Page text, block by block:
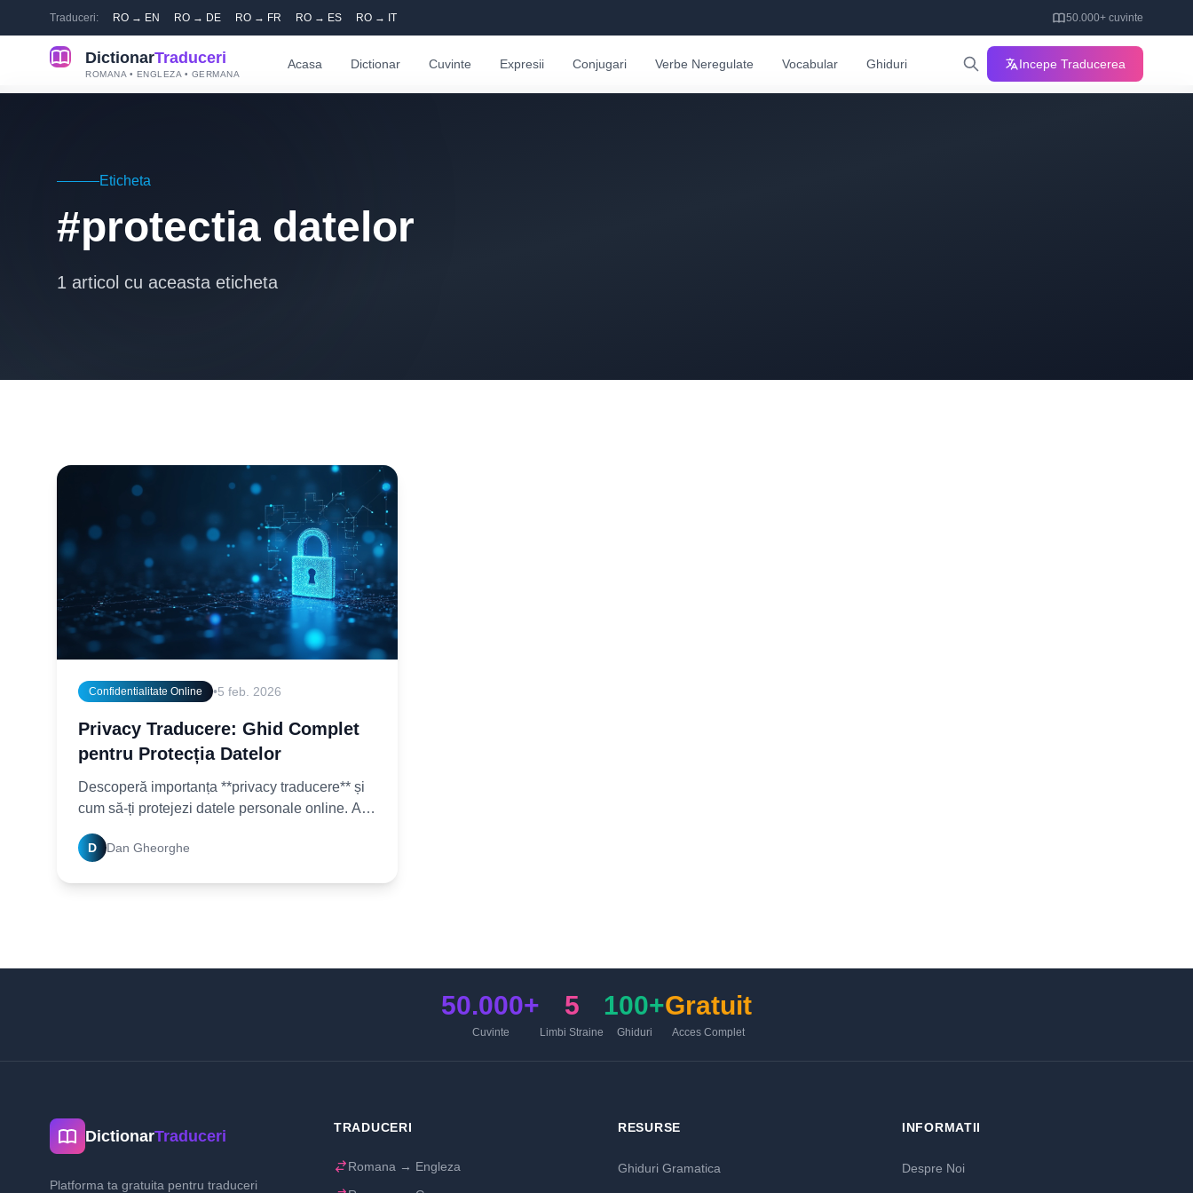
Traduceri: RO → EN RO → DE RO → FR RO → ES RO → IT 50.000+ cuvinte
DictionarTraduceri
ROMANA • ENGLEZA • GERMANA
Acasa Dictionar Cuvinte Expresii Conjugari Verbe Neregulate Vocabular Ghiduri Incepe Traducerea
Eticheta
#protectia datelor
1 articol cu aceasta eticheta
Confidentialitate Online •5 feb. 2026
Privacy Traducere: Ghid Complet
pentru Protecția Datelor
Descoperă importanța **privacy traducere** și
cum să-ți protejezi datele personale online. Află
totul despre confidențialitate, securitate digitală
D Dan Gheorghe
50.000+
Cuvinte
5
Limbi Straine
100+
Ghiduri
Gratuit
Acces Complet
DictionarTraduceri
Platforma ta gratuita pentru traduceri
TRADUCERI
Romana → Engleza
RESURSE
Ghiduri Gramatica
INFORMATII
Despre Noi